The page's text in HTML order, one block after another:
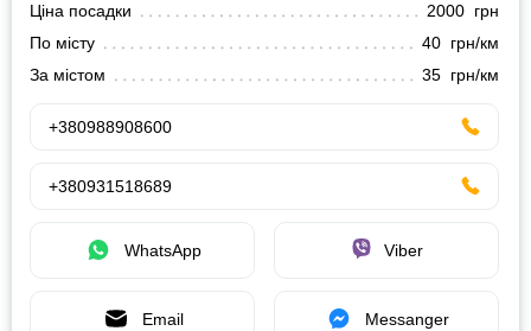
Ціна посадки
2000 грн
По місту
40 грн/км
За містом
35 грн/км
+380988908600
+380931518689
WhatsApp Viber
Email Messanger